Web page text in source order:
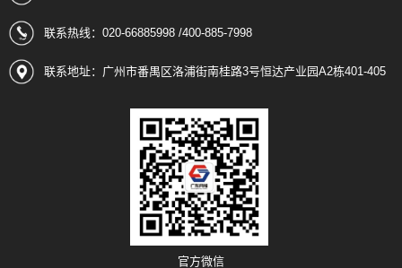
联系热线：020-66885998 /400-885-7998
联系地址：广州市番禺区洛浦街南桂路3号恒达产业园A2栋401-405
官方微信